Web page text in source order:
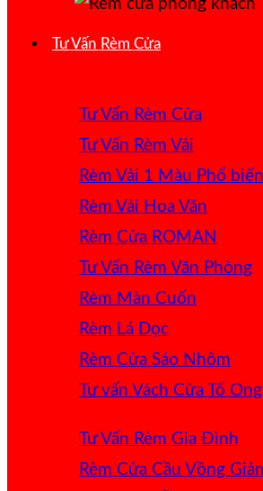
Tư Vấn Rèm Cửa
Tư Vấn Rèm Cửa
Tư Vấn Rèm Vải
Rèm Vải 1 Màu
Rèm Vải Hoa Văn
Rèm Cửa ROMAN
Tư Vấn Rèm Văn Phòng
Rèm Màn Cuốn
Rèm Lá Dọc
Rèm Cửa Sáo Nhôm
Tư vấn Vách Cửa Tổ Ong
Tư Vấn Rèm Gia Đình
Rèm Cửa Cầu Vồng